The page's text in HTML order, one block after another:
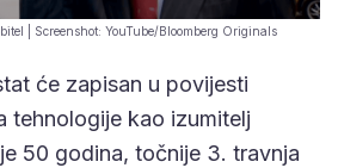
| Screenshot: YouTube/Bloomberg Originals
će zapisan u povijesti
tehnologije kao izumitelj
50 godina, točnije 3. travnja